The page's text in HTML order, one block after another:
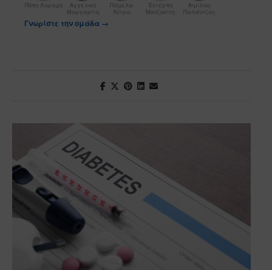
Πόπη Χαραμή
Αγγελική
Μαργαρίτη
Πάμελα
Λύτρα
Ευτέρπη
Μουζακίτη
Αιμίλιος
Παλάντζας
Γνωρίστε την ομάδα →